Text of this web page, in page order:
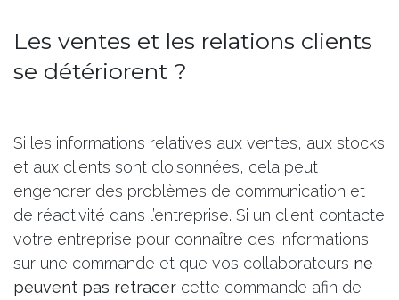
Les ventes et les relations clients
se détériorent ?
Si les informations relatives aux ventes, aux stocks
et aux clients sont cloisonnées, cela peut
engendrer des problèmes de communication et
de réactivité dans l’entreprise. Si un client contacte
votre entreprise pour connaître des informations
sur une commande et que vos collaborateurs ne
peuvent pas retracer cette commande afin de